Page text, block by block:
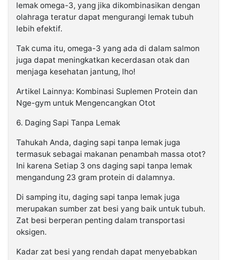
lemak omega-3, yang jika dikombinasikan dengan
olahraga teratur dapat mengurangi lemak tubuh
lebih efektif.
Tak cuma itu, omega-3 yang ada di dalam salmon
juga dapat meningkatkan kecerdasan otak dan
menjaga kesehatan jantung, lho!
Artikel Lainnya: Kombinasi Suplemen Protein dan
Nge-gym untuk Mengencangkan Otot
6. Daging Sapi Tanpa Lemak
Tahukah Anda, daging sapi tanpa lemak juga
termasuk sebagai makanan penambah massa otot?
Ini karena Setiap 3 ons daging sapi tanpa lemak
mengandung 23 gram protein di dalamnya.
Di samping itu, daging sapi tanpa lemak juga
merupakan sumber zat besi yang baik untuk tubuh.
Zat besi berperan penting dalam transportasi
oksigen.
Kadar zat besi yang rendah dapat menyebabkan